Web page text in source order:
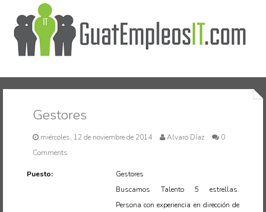
Inicio
Gestores
miércoles, 12 de noviembre de 2014 Alvaro Díaz
0
Comments
Puesto: Gestores
Buscamos Talento 5 estrellas.
Persona con experiencia en dirección de